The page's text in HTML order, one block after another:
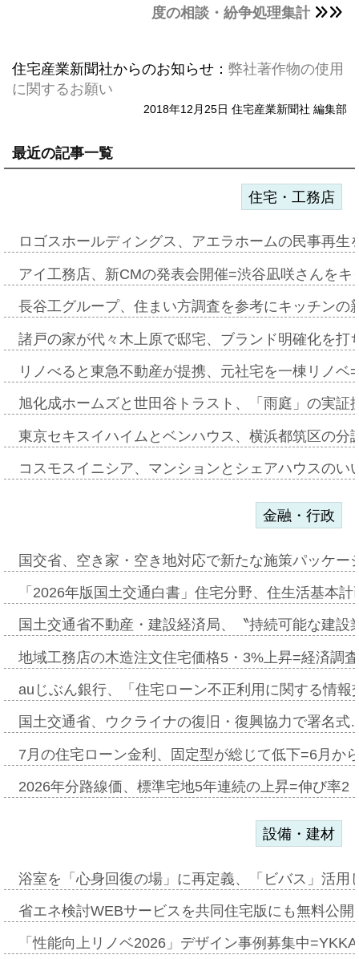
度の相談・紛争処理集計
住宅産業新聞社からのお知らせ： 弊社著作物の使用
に関するお願い
2018年12月25日 住宅産業新聞社 編集部
最近の記事一覧
住宅・工務店
ロゴスホールディングス、アエラホームの民事再
アイ工務店、新CMの発表会開催=渋谷凪咲さんを
長谷工グループ、住まい方調査を参考にキッチン
諸戸の家が代々木上原で邸宅、ブランド明確化を
リノべると東急不動産が提携、元社宅を一棟リノ
旭化成ホームズと世田谷トラスト、「雨庭」の実
東京セキスイハイムとベンハウス、横浜都筑区の
コスモスイニシア、マンションとシェアハウスの
金融・行政
国交省、空き家・空き地対応で新たな施策パッケ
「2026年版国土交通白書」住宅分野、住生活基本
国土交通省不動産・建設経済局、〝持続可能な建
地域工務店の木造注文住宅価格5・3%上昇=経済調
auじぶん銀行、「住宅ローン不正利用に関する情
国土交通省、ウクライナの復旧・復興協力で署名
7月の住宅ローン金利、固定型が総じて低下=6月か
2026年分路線価、標準宅地5年連続の上昇=伸び率
設備・建材
浴室を「心身回復の場」に再定義、「ビバス」活
省エネ検討WEBサービスを共同住宅版にも無料公
「性能向上リノベ2026」デザイン事例募集中